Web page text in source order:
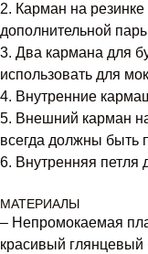
2. Карман на
дополнительной
3. Два кармана для
использовать для
4. Внутренние
5. Внешний карман
всегда должны быть
6. Внутренняя петля
МАТЕРИАЛЫ
– Непромокаемая
красивый глянцевый